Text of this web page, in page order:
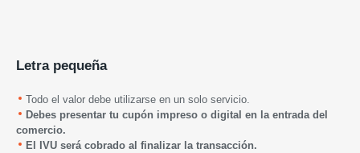
Letra pequeña
Todo el valor debe utilizarse en un solo servicio.
Debes presentar tu cupón impreso o digital en la entrada del
comercio.
El IVU será cobrado al finalizar la transacción.